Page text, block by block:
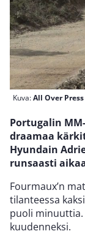
Kuva:All Over Press
Portugalin
draamaa
Hyundain
runsaasti
Fourmaux’n
tilanteessa
puoli minuuttia.
kuudenneksi.